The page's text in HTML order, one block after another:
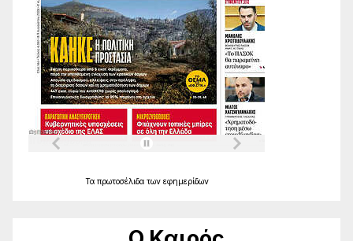
Τα πρωτοσέλιδα των εφημερίδων